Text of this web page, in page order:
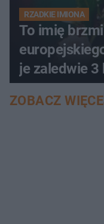
RZADKIE IMIONA
To imię
je zaledwie
ZOBACZ